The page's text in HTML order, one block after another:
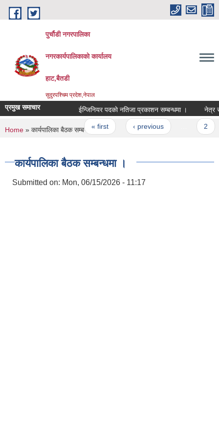
Skip to main content
पुर्चौडी नगरपालिका
नगरकार्यपालिकाकाे कार्यालय
हाट,बैतडी
सुदुरपश्चिम प्रदेश,नेपाल
प्रमुख समाचार ईन्जिनियर पदकाे नतिजा प्रकाशन सम्बन्धमा । नेत्र
Pages
« first ‹ previous
You are here
Home » कार्यपालिका बैठक सम्बन्धमा ।
कार्यपालिका बैठक सम्बन्धमा ।
Submitted on: Mon, 06/15/2026 - 11:17